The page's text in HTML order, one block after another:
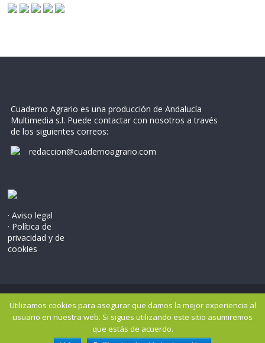
Cuaderno Agrario es una producción de Andalucía
Multimedia s.l. Puede contactar con nosotros a través
de los siguientes correos:
redaccion@cuadernoagrario.com
· Aviso legal
· Política de
privacidad y de
cookies
Copyright © 2026Cuaderno Agrario. Todos los derechos
reservados..
ThemeGrill . Potenciado por
Utilizamos cookies para asegurar que damos la mejor experiencia al
usuario en nuestra web. Si sigues utilizando este sitio asumiremos
que estás de acuerdo.